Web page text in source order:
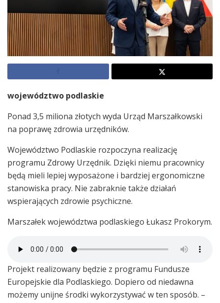
województwo podlaskie
Ponad 3,5 miliona złotych wyda Urząd Marszałkowski
na poprawę zdrowia urzędników.
Województwo Podlaskie rozpoczyna realizację
programu Zdrowy Urzędnik. Dzięki niemu pracownicy
będą mieli lepiej wyposażone i bardziej ergonomiczne
stanowiska pracy. Nie zabraknie także działań
wspierających zdrowie psychiczne.
Marszałek województwa podlaskiego Łukasz Prokorym.
Projekt realizowany będzie z programu Fundusze
Europejskie dla Podlaskiego. Dopiero od niedawna
możemy unijne środki wykorzystywać w ten sposób. –